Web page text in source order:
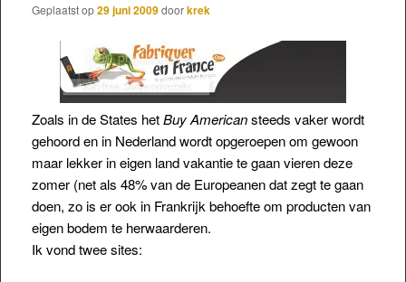
Geplaatst op29 juni 2009doorkrek
Zoals in de States hetBuy Americansteeds vaker wordt
gehoord en in Nederland wordt opgeroepen om gewoon
maar lekker in eigen land vakantie te gaan vieren deze
zomer (net als 48% van de Europeanen dat zegt te gaan
doen, zo is er ook in Frankrijk behoefte om producten van
eigen bodem te herwaarderen.
Ik vond twee sites: